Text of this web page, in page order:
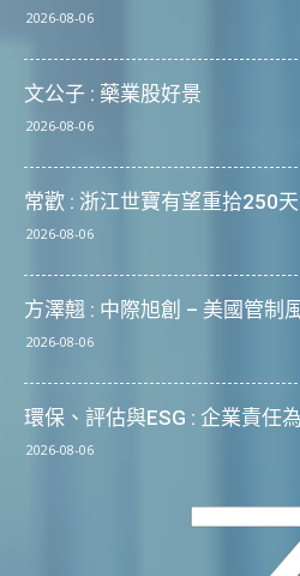
2026-08-06
文公子 : 藥業股好景
2026-08-06
常歡 : 浙江世寶有望重拾250
2026-08-06
方澤翹 : 中際旭創 – 美國管制
2026-08-06
環保、評估與ESG : 企業責任
2026-08-06